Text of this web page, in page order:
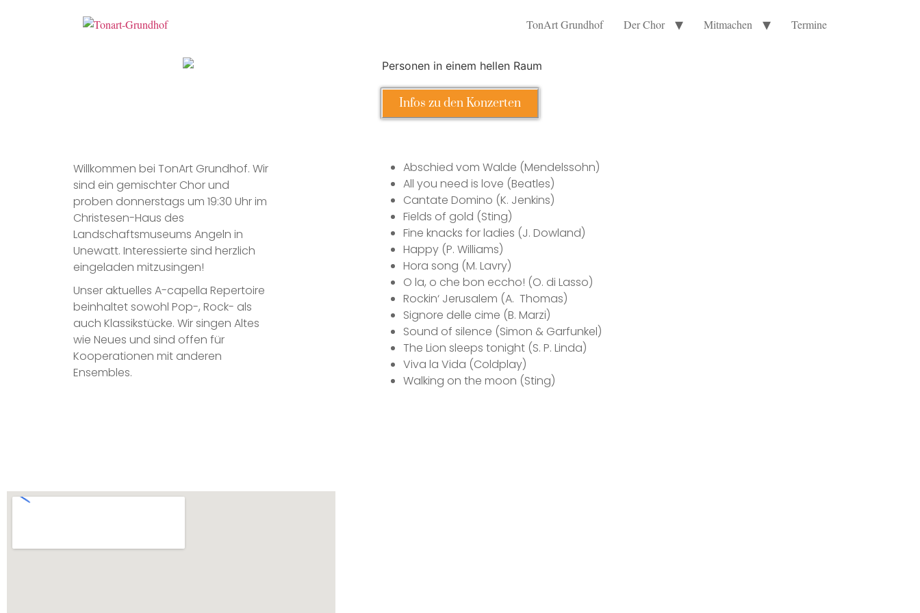
TonArt Grundhof Der Chor Mitmachen Termine
Infos zu den Konzerten
Willkommen bei TonArt Grundhof. Wir
sind ein gemischter Chor und
proben donnerstags um 19:30 Uhr im
Christesen-Haus des
Landschaftsmuseums Angeln in
Unewatt. Interessierte sind herzlich
eingeladen mitzusingen!
Unser aktuelles A-capella Repertoire
beinhaltet sowohl Pop-, Rock- als
auch Klassikstücke. Wir singen Altes
wie Neues und sind offen für
Kooperationen mit anderen
Ensembles.
Abschied vom Walde (Mendelssohn)
All you need is love (Beatles)
Cantate Domino (K. Jenkins)
Fields of gold (Sting)
Fine knacks for ladies (J. Dowland)
Happy (P. Williams)
Hora song (M. Lavry)
O la, o che bon eccho! (O. di Lasso)
Rockin‘ Jerusalem (A. Thomas)
Signore delle cime (B. Marzi)
Sound of silence (Simon & Garfunkel)
The Lion sleeps tonight (S. P. Linda)
Viva la Vida (Coldplay)
Walking on the moon (Sting)